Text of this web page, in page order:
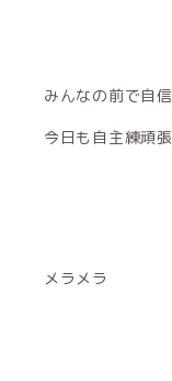
みんなの前で自
今日も自主練頑
メラメラ